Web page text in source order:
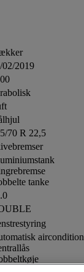
02/2019
70 R 22,5
tanke
aircondition